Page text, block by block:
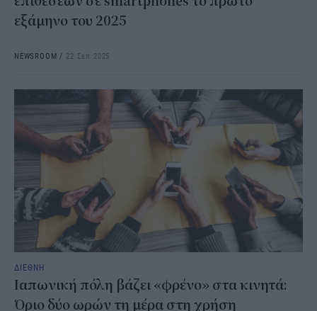
εξάμηνο του 2025
NEWSROOM / 22 Σεπ 2025
ΔΙΕΘΝΗ
Ιαπωνική πόλη βάζει «φρένο» στα κινητά:
Όριο δύο ωρών τη μέρα στη χρήση